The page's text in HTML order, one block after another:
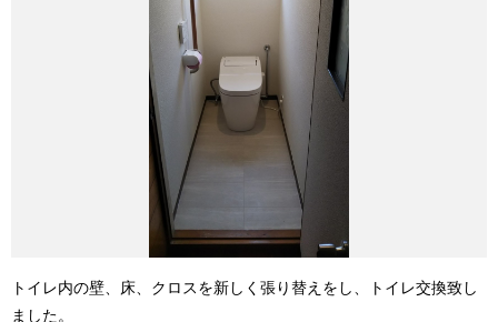
トイレ内の壁、床、クロスを新しく張り替えをし、トイレ交換致し
ました。